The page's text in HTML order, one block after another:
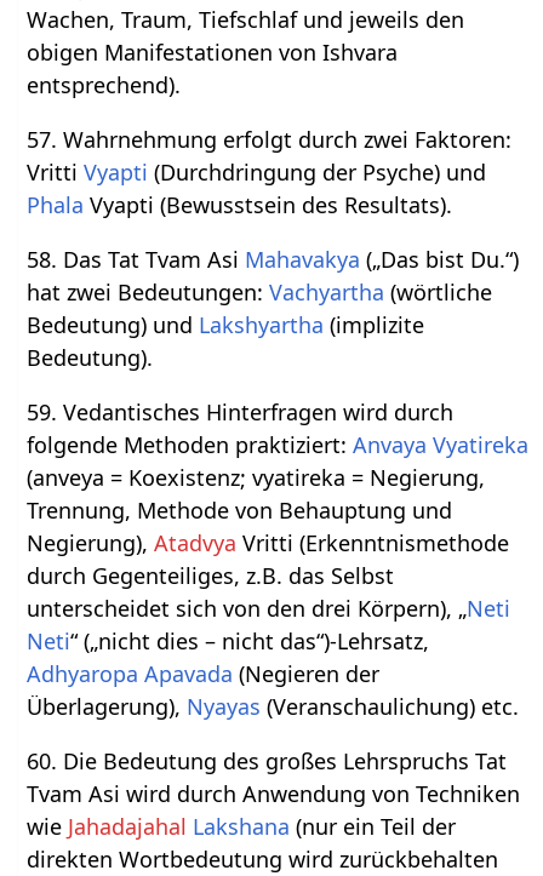
Wachen, Traum, Tiefschlaf und jeweils den
obigen Manifestationen von Ishvara
entsprechend).
57. Wahrnehmung erfolgt durch zwei Faktoren:
VrittiVyapti (Durchdringung der Psyche) und
Phala Vyapti (Bewusstsein des Resultats).
58. Das Tat Tvam Asi Mahavakya („Das bist Du.“)
hat zwei Bedeutungen:Vachyartha (wörtliche
Bedeutung) und Lakshyartha (implizite
Bedeutung).
59. Vedantisches Hinterfragen wird durch
folgende Methoden praktiziert:Anvaya Vyatireka
(anveya = Koexistenz; vyatireka = Negierung,
Trennung, Methode von Behauptung und
Negierung),Atadvya Vritti (Erkenntnismethode
durch Gegenteiliges, z.B. das Selbst
unterscheidet sich von den drei Körpern), „Neti
Neti“ („nicht dies – nicht das“)-Lehrsatz,
Adhyaropa Apavada (Negieren der
Überlagerung), Nyayas (Veranschaulichung) etc.
60. Die Bedeutung des großes Lehrspruchs Tat
Tvam Asi wird durch Anwendung von Techniken
wie Jahadajahal Lakshana (nur ein Teil der
direkten Wortbedeutung wird zurückbehalten